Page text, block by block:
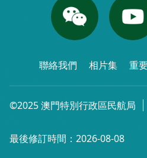
聯絡我們 相片集 重
©2025 澳門特別行政區民航局
最後修訂時間：2026-08-08